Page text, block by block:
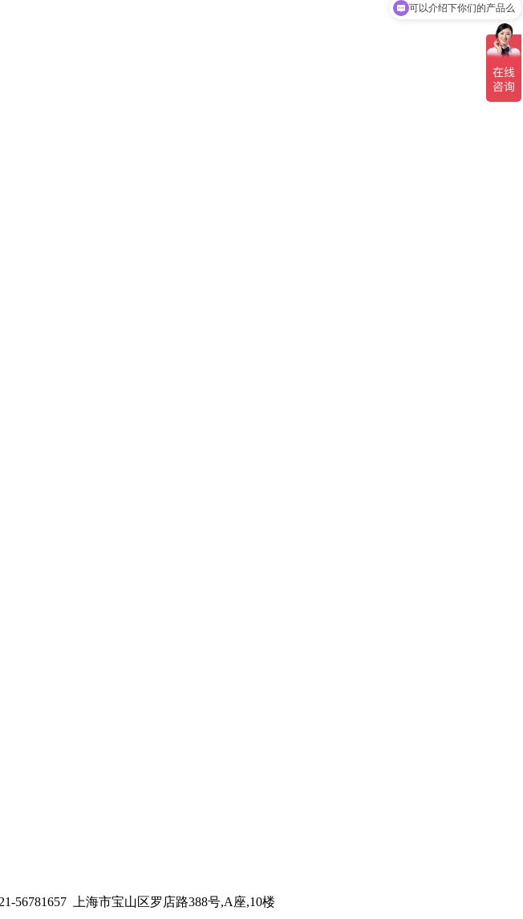
56781657 上海市宝山区罗店路388号,A座,10楼
可以介绍下你们的产品么